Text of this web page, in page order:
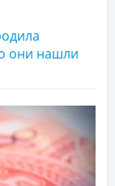
они нашли